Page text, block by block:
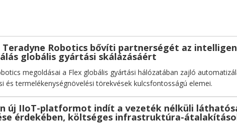
Teradyne Robotics bővíti partnerségét az
globális gyártási skálázásáért
megoldásai a Flex globális gyártási hálózatában zajló
és termelékenységnövelési törekvések kulcsfontosságú elemei.
új IIoT-platformot indít a vezeték nélküli
érdekében, költséges infrastruktúra-